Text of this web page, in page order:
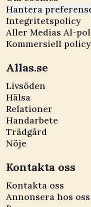
Hantera
Integritetspolicy
Aller Medias AI-
Kommersiell
Allas.se
Livsöden
Hälsa
Relationer
Handarbete
Trädgård
Nöje
Kontakta oss
Kontakta oss
Annonsera hos oss